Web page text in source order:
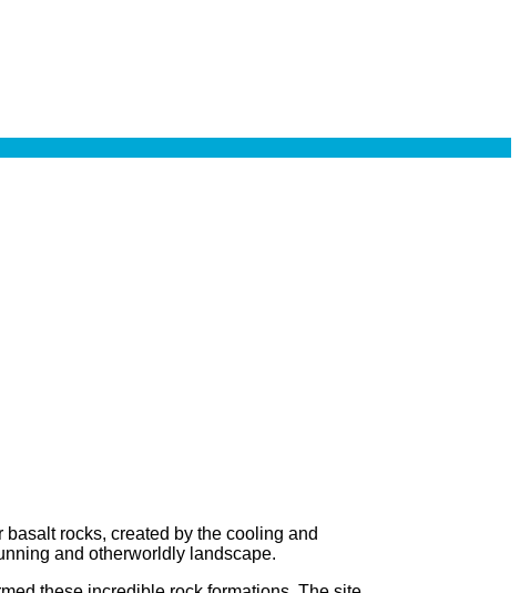
rocks, created by the cooling and
and otherworldly landscape.